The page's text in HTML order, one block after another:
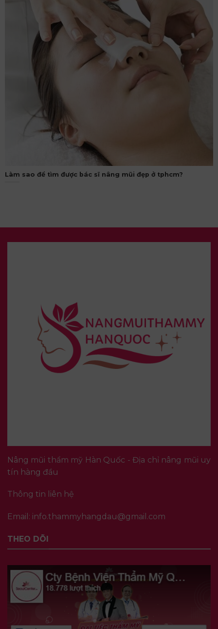
Làm sao để tìm được bác sĩ nâng mũi đẹp ở tphcm?
Nâng mũi thẩm mỹ Hàn Quốc - Địa chỉ nâng mũi uy
tín hàng đầu
Thông tin liên hệ
Email: info.thammyhangdau@gmail.com
THEO DÕI